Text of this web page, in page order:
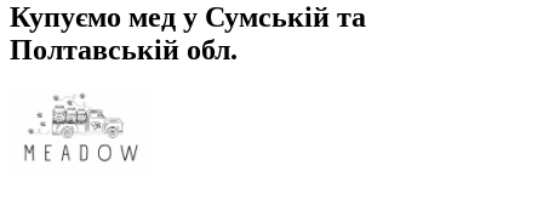
Купуємо мед у Сумській та
Полтавській обл.